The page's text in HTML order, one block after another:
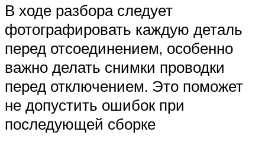
В ходе разбора следует
фотографировать каждую деталь
перед отсоединением, особенно
важно делать снимки проводки
перед отключением. Это поможет
не допустить ошибок при
последующей сборке